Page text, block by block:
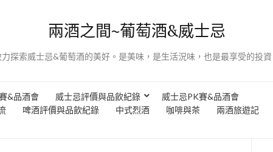
兩酒之間~葡萄酒&威士忌
力探索威士忌&葡萄酒的美好。是美味，是生活況味，也是最享受的投資
&品酒會 威士忌評價與品飲紀錄
威士忌PK賽&品酒會
啤酒評價與品飲紀錄 中式烈酒 咖啡與茶 兩酒旅遊記